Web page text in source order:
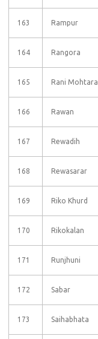
163 Rampur
164 Rangora
165 Rani Mohtara
166 Rawan
167 Rewadih
168 Rewasarar
169 Riko Khurd
170 Rikokalan
171 Runjhuni
172 Sabar
173 Saihabhata